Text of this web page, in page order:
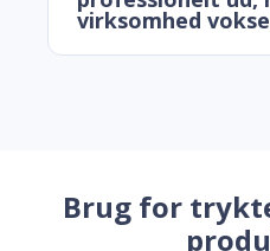
virksomhed
Brug for